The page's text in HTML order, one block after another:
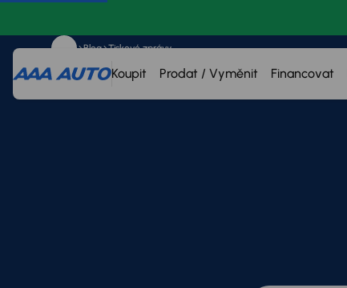
Koupit Prodat / Vyměnit Financovat
Blog Tiskové zprávy